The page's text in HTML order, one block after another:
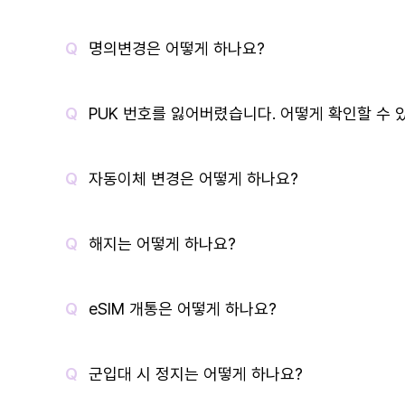
명의변경은 어떻게 하나요?
PUK 번호를 잃어버렸습니다. 어떻게 확인할 수
자동이체 변경은 어떻게 하나요?
해지는 어떻게 하나요?
eSIM 개통은 어떻게 하나요?
군입대 시 정지는 어떻게 하나요?